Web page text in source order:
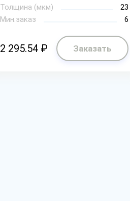
Толщина (мкм)
23
Мин.заказ
6
2 295.54 ₽ Заказать